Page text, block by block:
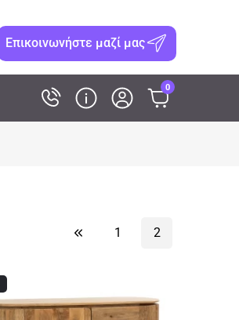
Επικοινωνήστε μαζί μας
0
1 2